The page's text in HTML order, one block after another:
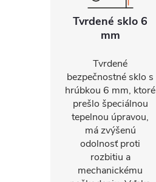
Tvrdené sklo 6
mm
Tvrdené
bezpečnostné sklo s
hrúbkou 6 mm, ktoré
prešlo špeciálnou
tepelnou úpravou,
má zvýšenú
odolnosť proti
rozbitiu a
mechanickému